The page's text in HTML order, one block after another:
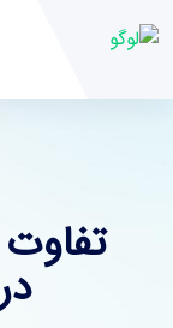
تفاوت